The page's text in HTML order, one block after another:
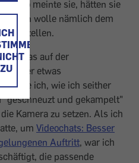
ZU
so meinte sie, hätten sie
ihnen wolle nämlich dem
stellen.
das auf der
etwas
merke ich, wie ich seither
und gekampelt"
Kamera zu setzen. Als ich
um Videochats: Besser
Auftritt, war ich
die passende